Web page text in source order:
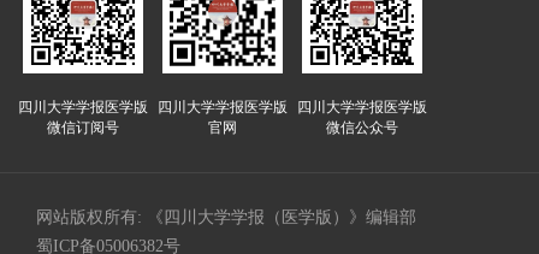
四川大学学报医学版
微信订阅号
四川大学学报医学版
官网
四川大学学报医学版
微信公众号
网站版权所有: 《四川大学学报（医学版）》编辑部
蜀ICP备05006382号